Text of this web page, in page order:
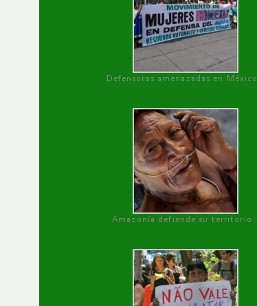
Defensoras amenazadas en México
Amazonía defiende su territorio